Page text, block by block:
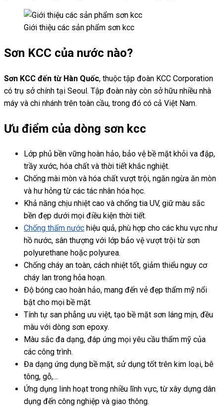
Giới thiệu các sản phẩm sơn kcc
Sơn KCC của nước nào?
Sơn KCC đến từ Hàn Quốc, thuộc tập đoàn KCC Corporation
có trụ sở chính tại Seoul. Tập đoàn này còn sở hữu nhiều nhà
máy và chi nhánh trên toàn cầu, trong đó có cả Việt Nam.
Ưu điểm của dòng sơn kcc
Lớp phủ bền vững hoàn hảo, bảo vệ bề mặt khỏi va đập,
trầy xước, hóa chất và thời tiết khắc nghiệt.
Chống mài mòn và hóa chất vượt trội, ngăn ngừa ăn mòn
và hư hỏng từ các tác nhân hóa học.
Khả năng chịu nhiệt cao và chống tia UV, giữ màu sắc
bền đẹp dưới mọi điều kiện thời tiết.
Chống thấm nước hiệu quả, phù hợp cho các khu vực như
hồ nước, sân thượng với lớp bảo vệ vượt trội từ sơn
polyurethane hoặc polyurea.
Chống cháy an toàn, cách nhiệt tốt, giảm thiểu nguy cơ
cháy lan trong hỏa hoạn.
Độ bóng cao hoàn hảo, mang đến vẻ đẹp thẩm mỹ nổi
bật cho mọi bề mặt.
Tính tự san phẳng ưu việt, tạo bề mặt sơn láng mịn, đều
màu với dòng sơn epoxy.
Màu sắc đa dạng, đáp ứng mọi yêu cầu thẩm mỹ của
các công trình.
Đa dạng ứng dụng bề mặt, sử dụng tốt trên kim loại, bê
tông, gỗ,…
Ứng dụng linh hoạt trong nhiều lĩnh vực, từ xây dựng dân
dụng đến công nghiệp và giao thông.